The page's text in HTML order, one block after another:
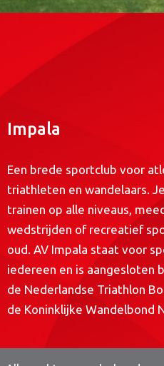
Impala
Een brede sportclub voor
triathleten en wandelaars.
trainen op alle niveaus,
wedstrijden of recreatief
oud. AV Impala staat voor
iedereen en is aangesloten
de Nederlandse Triathlon
de Koninklijke Wandelbond